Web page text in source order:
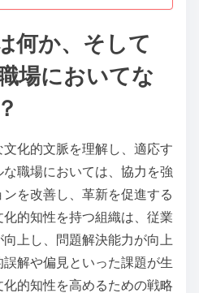
何か、そして
場においてな
化的文脈を理解し、適応す
職場においては、協力を強
を改善し、革新を促進する
的知性を持つ組織は、従業
上し、問題解決能力が向上
解や偏見といった課題が生
的知性を高めるための戦略